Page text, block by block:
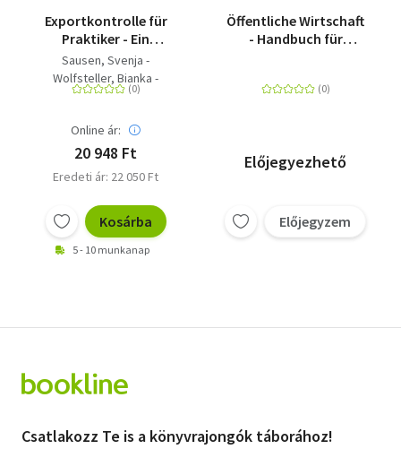
Exportkontrolle für
Praktiker - Ein
Lehrbuch mit
Basiswissen für
Einstieg und
Exportkontrolle
Sausen, Svenja -
Wolfsteller, Bianka -
Grubert, Nora - Schick,
Online ár:
20 948 Ft
Eredeti ár: 22 050 Ft
Kosárba
5 - 10 munkanap
Öffentliche Wirtschaft
- Handbuch für
Előjegyezhető
Előjegyzem
Csatlakozz Te is a könyvrajongók táborához!